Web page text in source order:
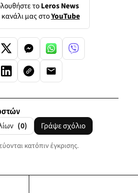
τοLeros News
μας στοYouTube
(0) Γράψε σχόλιο
κατόπιν έγκρισης.